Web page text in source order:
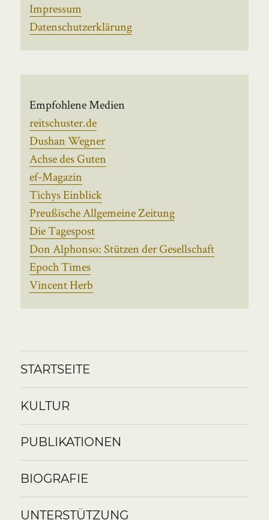
Impressum
Datenschutzerklärung
Empfohlene Medien
reitschuster.de
Dushan Wegner
Achse des Guten
ef-Magazin
Tichys Einblick
Preußische Allgemeine Zeitung
Die Tagespost
Don Alphonso: Stützen der Gesellschaft
Epoch Times
Vincent Herb
STARTSEITE
KULTUR
PUBLIKATIONEN
BIOGRAFIE
UNTERSTÜTZUNG